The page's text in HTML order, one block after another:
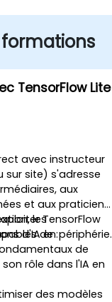
formations
TensorFlow Lite
avec instructeur
sur site) s'adresse
aux
et aux praticiens
TensorFlow
d'IA en périphérie.
les
de :
de
rôle dans l'IA en
des modèles